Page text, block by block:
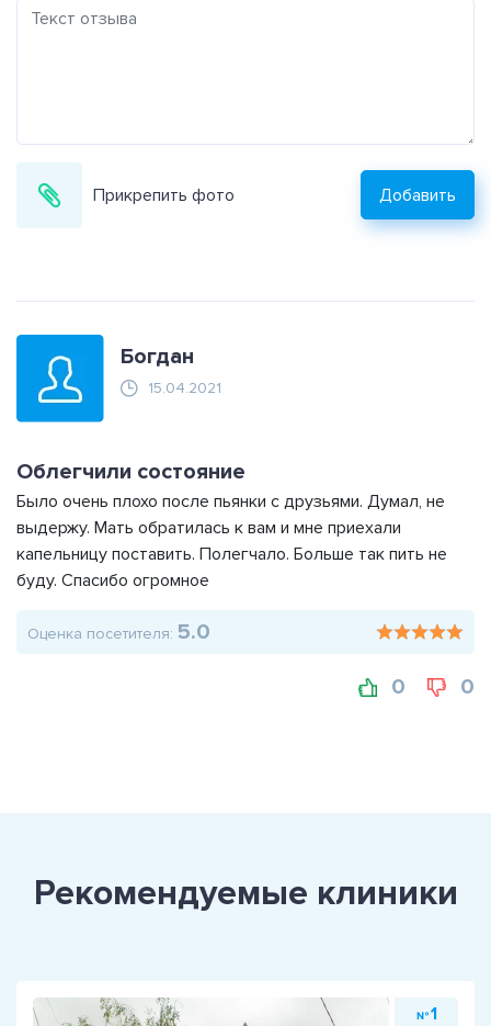
Прикрепить фото Добавить
Богдан
15.04.2021
Облегчили состояние
Было очень плохо после пьянки с друзьями. Думал, не
выдержу. Мать обратилась к вам и мне приехали
капельницу поставить. Полегчало. Больше так пить не
буду. Спасибо огромное
Оценка посетителя: 5.0
0 0
Рекомендуемые клиники
№ 1